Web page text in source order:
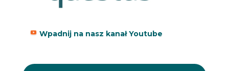
Wpadnij na nasz kanał Youtube